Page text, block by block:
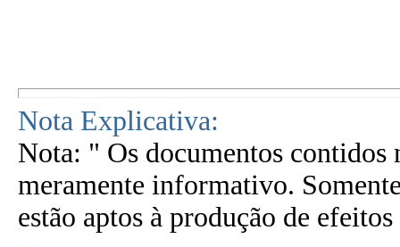
Nota Explicativa:
Nota: " Os documentos contidos
meramente informativo.
estão aptos à produção de